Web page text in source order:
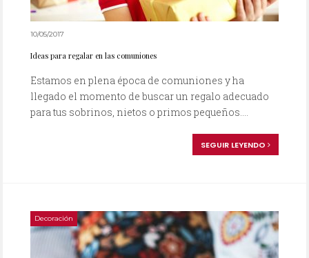
10/05/2017
Ideas para regalar en las comuniones
Estamos en plena época de comuniones y ha
llegado el momento de buscar un regalo adecuado
para tus sobrinos, nietos o primos pequeños....
SEGUIR LEYENDO
Decoración